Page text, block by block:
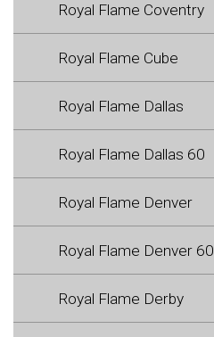
Royal Flame Coventry
Royal Flame Cube
Royal Flame Dallas
Royal Flame Dallas 60
Royal Flame Denver
Royal Flame Denver 60
Royal Flame Derby